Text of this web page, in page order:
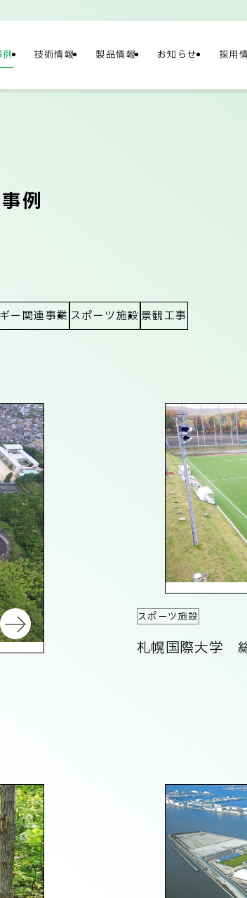
ィ ネットワーク
例 技術情報 製品情報 お知らせ 採用
例
ー関連事業 スポーツ施設 景観工事
スポーツ施設
札幌国際大学